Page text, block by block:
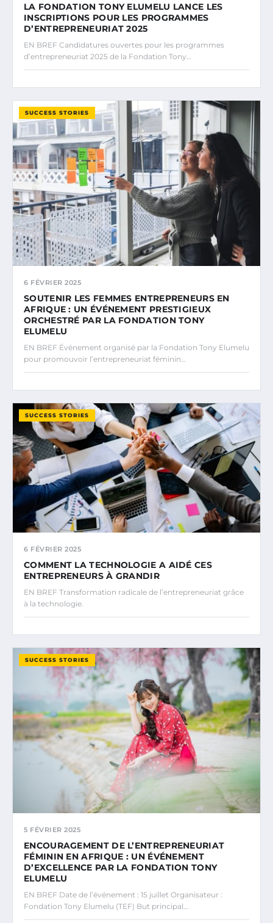
LA FONDATION TONY ELUMELU LANCE LES
INSCRIPTIONS POUR LES PROGRAMMES
D’ENTREPRENEURIAT 2025
EN BREF Candidatures ouvertes pour les programmes
d’entrepreneuriat 2025 de la Fondation Tony…
SUCCESS STORIES
6 FÉVRIER 2025
SOUTENIR LES FEMMES ENTREPRENEURS EN
AFRIQUE : UN ÉVÉNEMENT PRESTIGIEUX
ORCHESTRÉ PAR LA FONDATION TONY
ELUMELU
EN BREF Événement organisé par la Fondation Tony Elumelu
pour promouvoir l’entrepreneuriat féminin…
SUCCESS STORIES
6 FÉVRIER 2025
COMMENT LA TECHNOLOGIE A AIDÉ CES
ENTREPRENEURS À GRANDIR
EN BREF Transformation radicale de l’entrepreneuriat grâce
à la technologie.
SUCCESS STORIES
5 FÉVRIER 2025
ENCOURAGEMENT DE L’ENTREPRENEURIAT
FÉMININ EN AFRIQUE : UN ÉVÉNEMENT
D’EXCELLENCE PAR LA FONDATION TONY
ELUMELU
EN BREF Date de l’événement : 15 juillet Organisateur :
Fondation Tony Elumelu (TEF) But principal…